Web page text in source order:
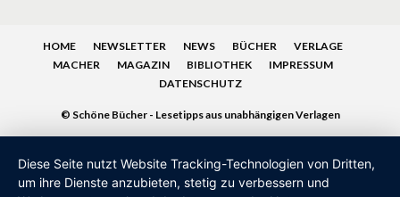
HOME NEWSLETTER NEWS BÜCHER
VERLAGE
MACHER
MAGAZIN BIBLIOTHEK
IMPRESSUM
DATENSCHUTZ
© Schöne Bücher - Lesetipps aus unabhängigen Verlagen
Diese Seite nutzt Website Tracking-Technologien von Dritten,
um ihre Dienste anzubieten, stetig zu verbessern und